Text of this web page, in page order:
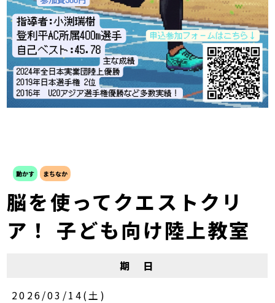
動かす まちなか
脳を使ってクエストクリ
ア！ 子ども向け陸上教室
期 日
2026/03/14(土)